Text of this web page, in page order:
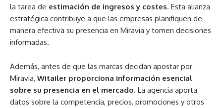
la tarea de estimación de ingresos y costes. Esta alianza
estratégica contribuye a que las empresas planifiquen de
manera efectiva su presencia en Miravia y tomen decisiones
informadas.
Además, antes de que las marcas decidan apostar por
Miravia, Witailer proporciona información esencial
sobre su presencia en el mercado. La agencia aporta
datos sobre la competencia, precios, promociones y otros